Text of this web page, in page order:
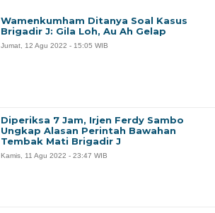
Wamenkumham Ditanya Soal Kasus
Brigadir J: Gila Loh, Au Ah Gelap
Jumat, 12 Agu 2022 - 15:05 WIB
Diperiksa 7 Jam, Irjen Ferdy Sambo
Ungkap Alasan Perintah Bawahan
Tembak Mati Brigadir J
Kamis, 11 Agu 2022 - 23:47 WIB